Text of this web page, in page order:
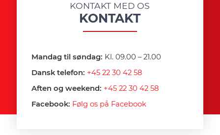
KONTAKT MED OS
KONTAKT
Mandag til søndag: Kl. 09.00 – 21.00
Dansk telefon: +45 22 30 42 58
Aften og weekend: +45 22 30 42 58
Facebook: Følg os på Facebook